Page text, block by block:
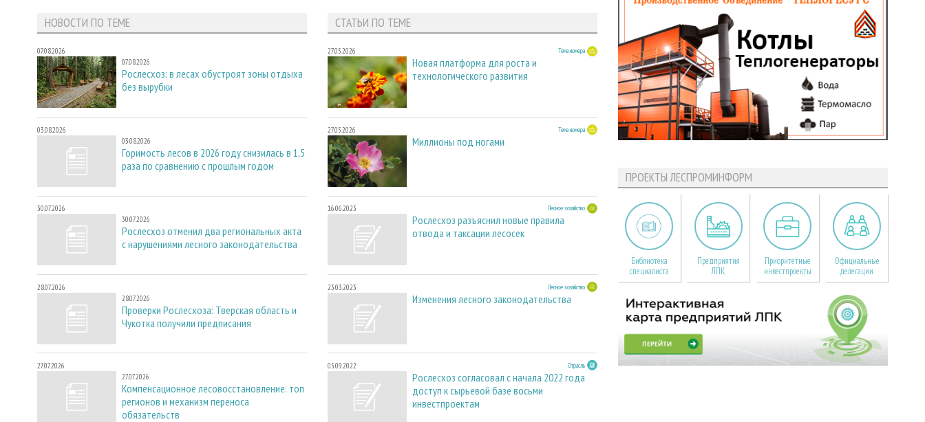
НОВОСТИ ПО ТЕМЕ
07.08.2026
07.08.2026
Рослесхоз: в лесах обустроят зоны отдыха
без вырубки
03.08.2026
03.08.2026
Горимость лесов в 2026 году снизилась в 1,5
раза по сравнению с прошлым годом
30.07.2026
30.07.2026
Рослесхоз отменил два региональных акта
с нарушениями лесного законодательства
28.07.2026
28.07.2026
Проверки Рослесхоза: Тверская область и
Чукотка получили предписания
27.07.2026
27.07.2026
Компенсационное лесовосстановление: топ
регионов и механизм переноса
обязательств
СТАТЬИ ПО ТЕМЕ
27.05.2026 Тема номера
Новая платформа для роста и
технологического развития
27.05.2026 Тема номера
Миллионы под ногами
16.06.2023 Лесное хозяйство
Рослесхоз разъяснил новые правила
отвода и таксации лесосек
23.03.2023 Лесное хозяйство
Изменения лесного законодательства
05.09.2022 Отрасль
Рослесхоз согласовал с начала 2022 года
доступ к сырьевой базе восьми
инвестпроектам
ПРОЕКТЫ ЛЕСПРОМИНФОРМ
Библиотека
специалиста
Предприятия
ЛПК
Приоритетные
инвестпроекты
Официальные
делегации